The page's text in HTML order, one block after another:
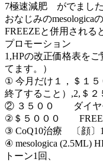
7極速減肥 がでました
おなじみのmesologica
FREEZEと併用される
プロモーション
1,HPの改正価格表を
てます。）
① 今月だけ１，＄１５
終了すること）,2,＄２
② ３５００ ダイヤモ
②＄５０００
③ CoQ10治療 〔顔
④ mesologica (2.5ML)
トーン1回、